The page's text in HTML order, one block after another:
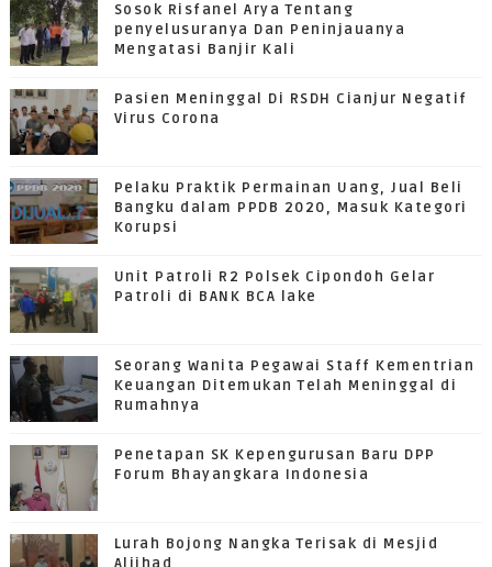
Sosok Risfanel Arya Tentang
penyelusuranya Dan Peninjauanya
Mengatasi Banjir Kali
Pasien Meninggal Di RSDH Cianjur Negatif
Virus Corona
Pelaku Praktik Permainan Uang, Jual Beli
Bangku dalam PPDB 2020, Masuk Kategori
Korupsi
Unit Patroli R2 Polsek Cipondoh Gelar
Patroli di BANK BCA lake
Seorang Wanita Pegawai Staff Kementrian
Keuangan Ditemukan Telah Meninggal di
Rumahnya
Penetapan SK Kepengurusan Baru DPP
Forum Bhayangkara Indonesia
Lurah Bojong Nangka Terisak di Mesjid